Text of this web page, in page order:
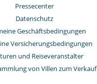
Pressecenter
Datenschutz
Geschäftsbedingungen
Versicherungsbedingungen
und Reiseveranstalter
von Villen zum Verkauf